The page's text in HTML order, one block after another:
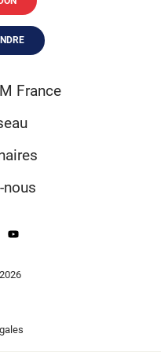
France
nous